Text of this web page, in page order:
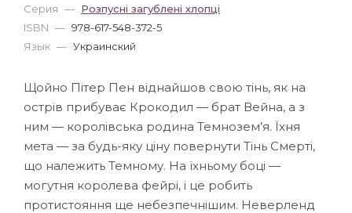
Серия — Розпусні загублені хлопці
ISBN — 978-617-548-372-5
Язык — Украинский
Щойно Пітер Пен віднайшов свою тінь, як на
острів прибуває Крокодил — брат Вейна, а з
ним — королівська родина Темнозем’я. Їхня
мета — за будь-яку ціну повернути Тінь Смерті,
що належить Темному. На їхньому боці —
могутня королева фейрі, і це робить
протистояння ще небезпечнішим. Неверленд